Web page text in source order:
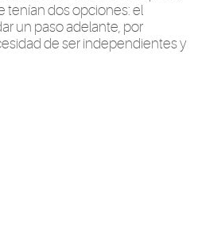
tenían dos opciones: el
un paso adelante, por
de ser independientes y